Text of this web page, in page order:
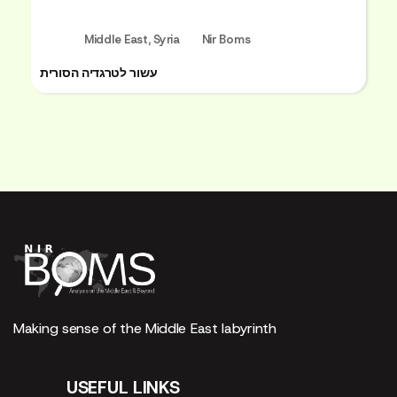
Middle East,Syria Nir Boms
עשור לטרגדיה הסורית
Making sense of the Middle East labyrinth
USEFUL LINKS